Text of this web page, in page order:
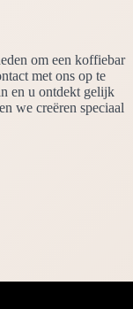
om een koffiebar
met ons op te
en u ontdekt gelijk
we creëren speciaal